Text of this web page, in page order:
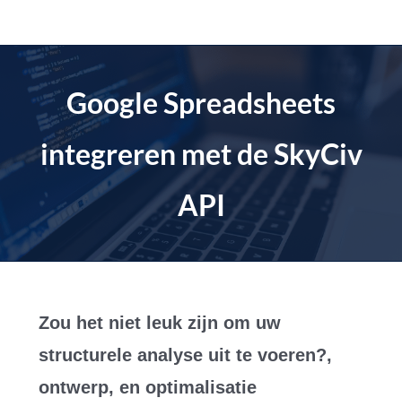
artikel
Google Spreadsheets
integreren met de SkyCiv
API
Zou het niet leuk zijn om uw
structurele analyse uit te voeren?,
ontwerp, en optimalisatie